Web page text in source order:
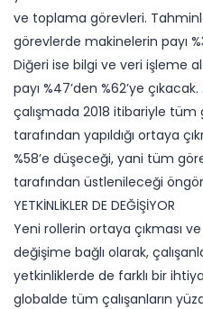
ve toplama görevleri.
görevlerde makinelerin payı
Diğeri ise bilgi ve veri işleme
payı %47’den %62’ye
çalışmada 2018 itibariyle tüm
tarafından yapıldığı ortaya
%58’e düşeceği, yani tüm
tarafından üstlenileceği
YETKİNLİKLER DE DEĞİŞİYOR
Yeni rollerin ortaya çıkması
değişime bağlı olarak,
yetkinliklerde de farklı bir
globalde tüm çalışanların